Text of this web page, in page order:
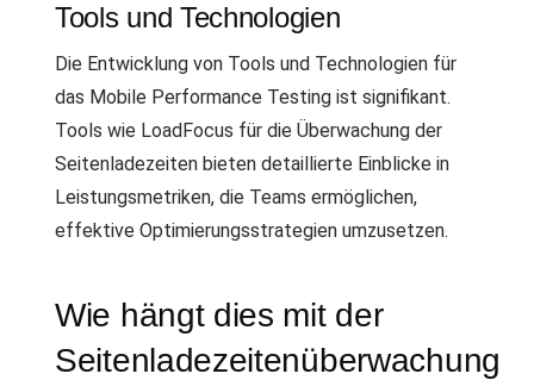
Tools und Technologien
Die Entwicklung von Tools und Technologien für
das Mobile Performance Testing ist signifikant.
Tools wie LoadFocus für die Überwachung der
Seitenladezeiten bieten detaillierte Einblicke in
Leistungsmetriken, die Teams ermöglichen,
effektive Optimierungsstrategien umzusetzen.
Wie hängt dies mit der
Seitenladezeitenüberwachung